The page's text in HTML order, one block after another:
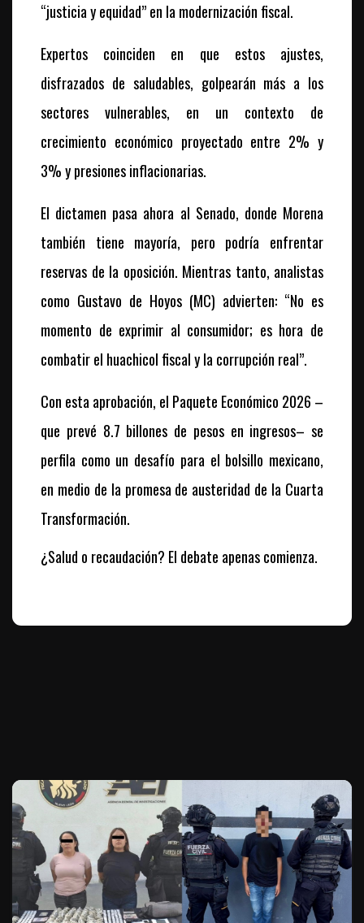
“justicia y equidad” en la modernización fiscal.
Expertos coinciden en que estos ajustes,
disfrazados de saludables, golpearán más a los
sectores vulnerables, en un contexto de
crecimiento económico proyectado entre 2% y
3% y presiones inflacionarias.
El dictamen pasa ahora al Senado, donde Morena
también tiene mayoría, pero podría enfrentar
reservas de la oposición. Mientras tanto, analistas
como Gustavo de Hoyos (MC) advierten: “No es
momento de exprimir al consumidor; es hora de
combatir el huachicol fiscal y la corrupción real”.
Con esta aprobación, el Paquete Económico 2026 –
que prevé 8.7 billones de pesos en ingresos– se
perfila como un desafío para el bolsillo mexicano,
en medio de la promesa de austeridad de la Cuarta
Transformación.
¿Salud o recaudación? El debate apenas comienza.